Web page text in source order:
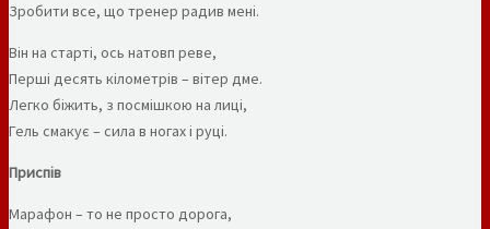
Зробити все, що тренер радив мені.
Він на старті, ось натовп реве,
Перші десять кілометрів – вітер дме.
Легко біжить, з посмішкою на лиці,
Гель смакує – сила в ногах і руці.
Приспів
Марафон – то не просто дорога,